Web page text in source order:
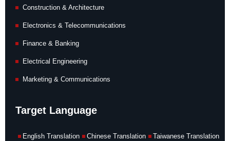
Construction & Architecture
Electronics & Telecommunications
Finance & Banking
Electrical Engineering
Marketing & Communications
Target Language
English Translation Chinese Translation Taiwanese Translation